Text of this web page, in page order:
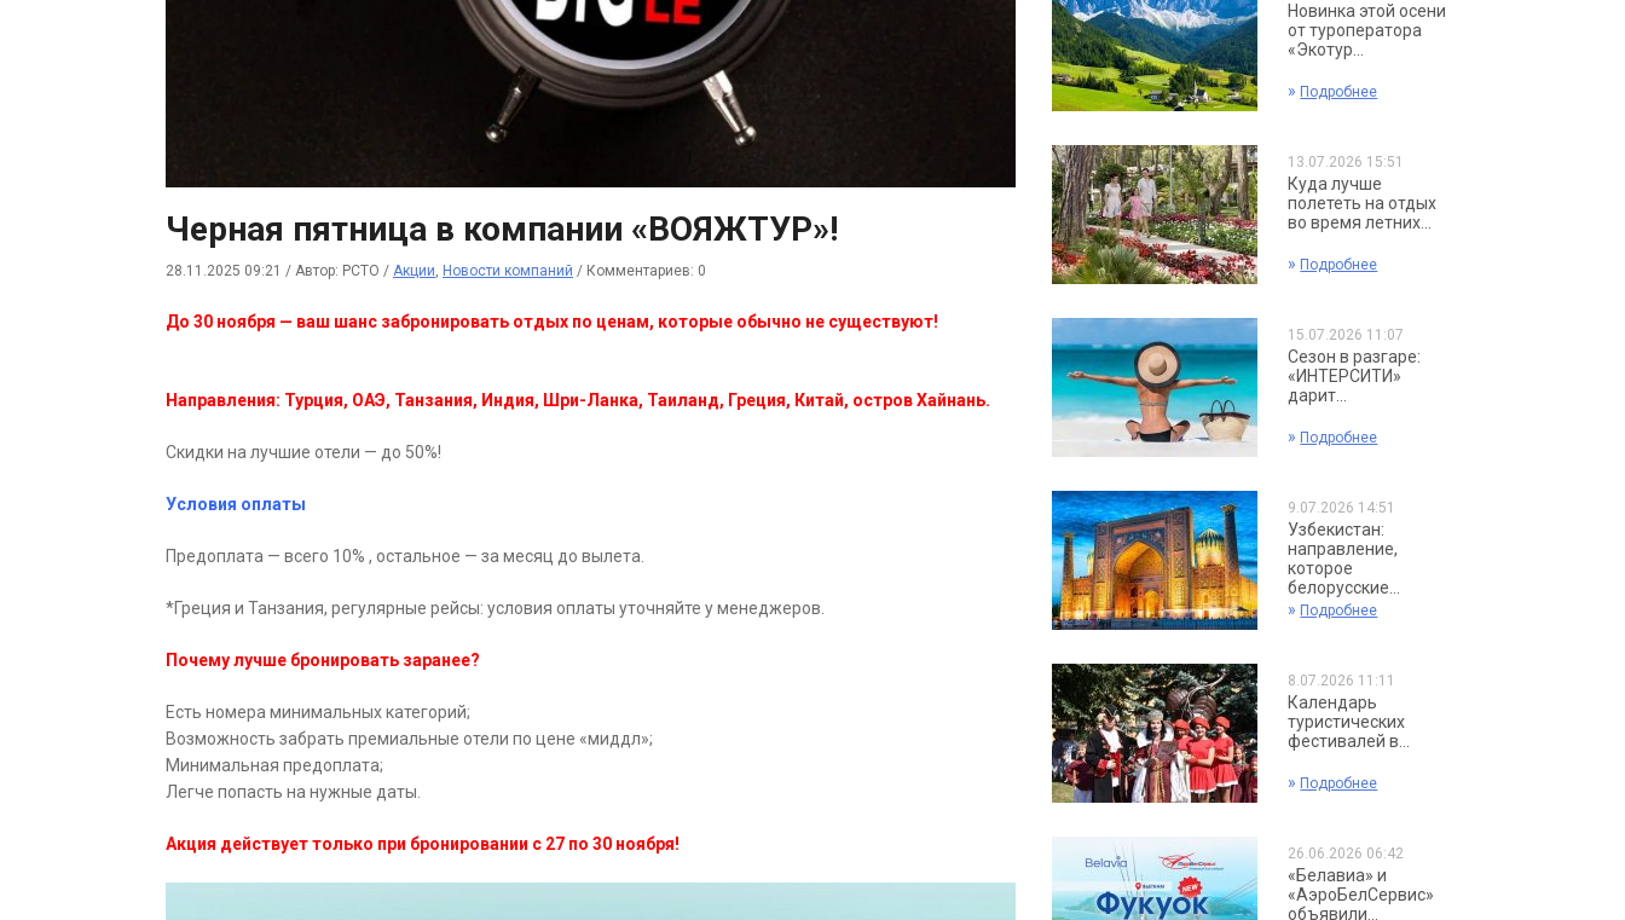
Черная пятница в компании «ВОЯЖТУР»!
28.11.2025 09:21 / Автор: РСТО / Акции, Новости компаний / Комментариев: 0
До 30 ноября — ваш шанс забронировать отдых по ценам, которые обычно не существуют!
Направления: Турция, ОАЭ, Танзания, Индия, Шри-Ланка, Таиланд, Греция, Китай, остров Хайнань.
Скидки на лучшие отели — до 50%!
Условия оплаты
Предоплата — всего 10% , остальное — за месяц до вылета.
*Греция и Танзания, регулярные рейсы: условия оплаты уточняйте у менеджеров.
Почему лучше бронировать заранее?
Есть номера минимальных категорий;
Возможность забрать премиальные отели по цене «миддл»;
Минимальная предоплата;
Легче попасть на нужные даты.
Акция действует только при бронировании с 27 по 30 ноября!
Новинка этой осени
от туроператора
«Экотур...
» Подробнее
13.07.2026 15:51
Куда лучше
полететь на отдых
во время летних...
» Подробнее
15.07.2026 11:07
Сезон в разгаре:
«ИНТЕРСИТИ»
дарит...
» Подробнее
9.07.2026 14:51
Узбекистан:
направление,
которое
белорусские...
» Подробнее
8.07.2026 11:11
Календарь
туристических
фестивалей в...
» Подробнее
26.06.2026 06:42
«Белавиа» и
«АэроБелСервис»
объявили...